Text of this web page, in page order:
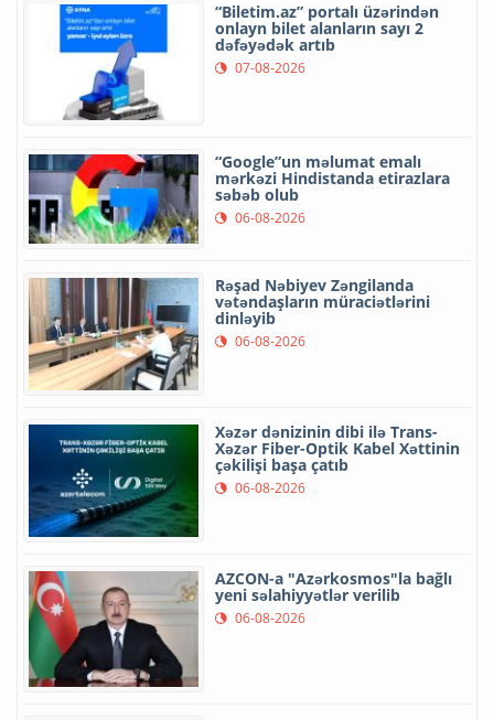
“Biletim.az” portalı üzərindən
onlayn bilet alanların sayı 2
dəfəyədək artıb
07-08-2026
“Google”un məlumat emalı
mərkəzi Hindistanda etirazlara
səbəb olub
06-08-2026
Rəşad Nəbiyev Zəngilanda
vətəndaşların müraciətlərini
dinləyib
06-08-2026
Xəzər dənizinin dibi ilə Trans-
Xəzər Fiber-Optik Kabel Xəttinin
çəkilişi başa çatıb
06-08-2026
AZCON-a "Azərkosmos"la bağlı
yeni səlahiyyətlər verilib
06-08-2026